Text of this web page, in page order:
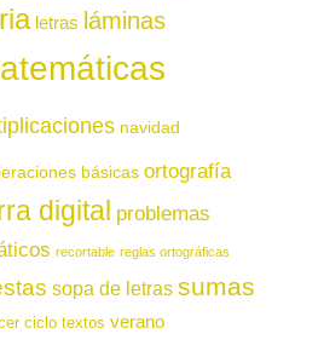
letras láminas
navidad
básicas ortografía
digital problemas
recortable reglas ortográficas
sopa de letras sumas
ciclo textos verano